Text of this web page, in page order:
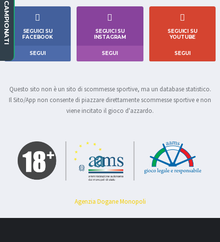
SEGUICI SU
FACEBOOK
SEGUI
SEGUICI SU
INSTAGRAM
SEGUI
SEGUICI SU
YOUTUBE
SEGUI
Questo sito non è un sito di scommesse sportive, ma un database statistico.
Il Sito/App non consente di piazzare direttamente scommesse sportive e non
viene incitato il gioco d'azzardo.
Agenzia Dogane Monopoli
CAMPIONATI